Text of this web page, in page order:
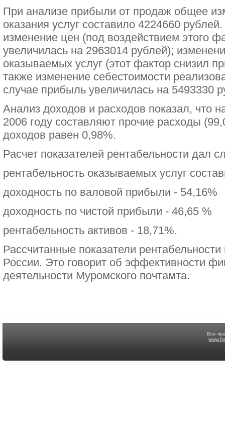
При анализе прибыли от продаж общее
оказания услуг составило 4224660
изменение цен (под воздействием этого
увеличилась на 2963014 рублей);
оказываемых услуг (этот фактор снизил
также изменение себестоимости
случае прибыль увеличилась на 5493330
Анализ доходов и расходов показал, что
2006 году составляют прочие расходы
доходов равен 0,98%.
Расчет показателей рентабельности дал
рентабельность оказываемых услуг
доходность по валовой прибыли - 54,16%
доходность по чистой прибыли - 46,65 %
рентабельность активов - 18,71%.
Рассчитанные показатели
России. Это говорит об эффективности
деятельности Муромского почтамта.
Все